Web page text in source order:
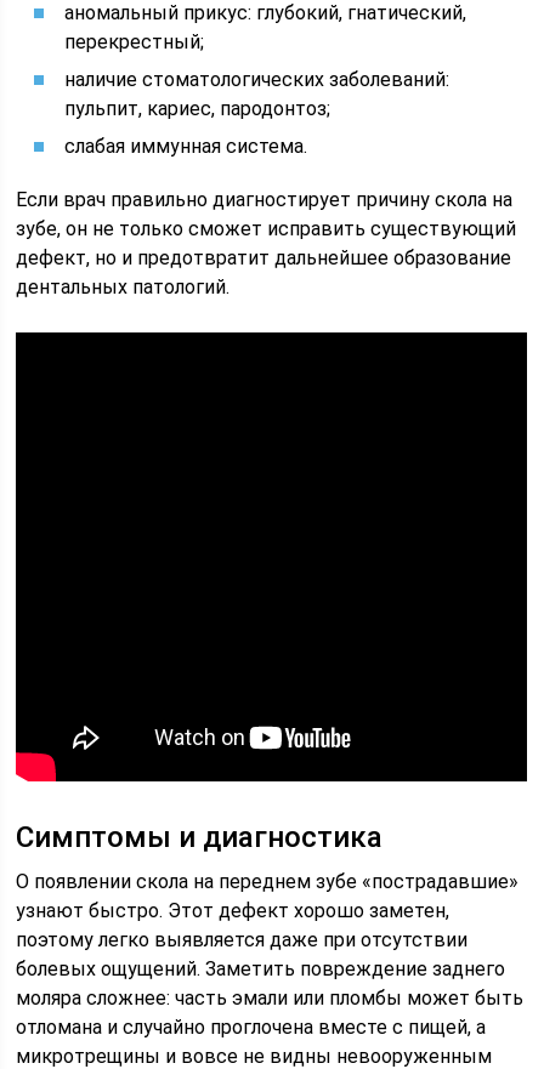
аномальный прикус: глубокий, гнатический,
перекрестный;
наличие стоматологических заболеваний:
пульпит, кариес, пародонтоз;
слабая иммунная система.
Если врач правильно диагностирует причину скола на
зубе, он не только сможет исправить существующий
дефект, но и предотвратит дальнейшее образование
дентальных патологий.
Симптомы и диагностика
О появлении скола на переднем зубе «пострадавшие»
узнают быстро. Этот дефект хорошо заметен,
поэтому легко выявляется даже при отсутствии
болевых ощущений. Заметить повреждение заднего
моляра сложнее: часть эмали или пломбы может быть
отломана и случайно проглочена вместе с пищей, а
микротрещины и вовсе не видны невооруженным